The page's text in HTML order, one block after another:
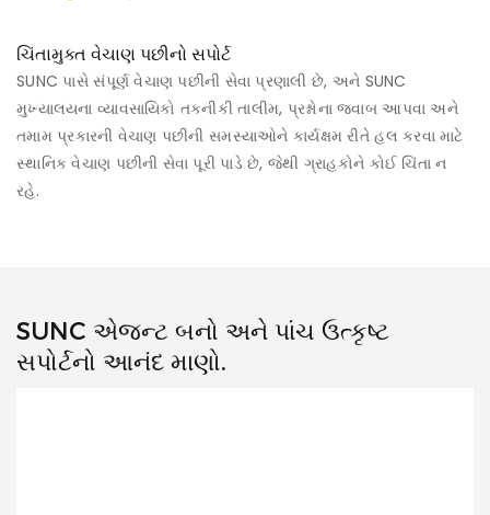
ચિંતામુક્ત વેચાણ પછીનો સપોર્ટ
SUNC પાસે સંપૂર્ણ વેચાણ પછીની સેવા પ્રણાલી છે, અને SUNC
મુખ્યાલયના વ્યાવસાયિકો તકનીકી તાલીમ, પ્રશ્નોના જવાબ આપવા અને
તમામ પ્રકારની વેચાણ પછીની સમસ્યાઓને કાર્યક્ષમ રીતે હલ કરવા માટે
સ્થાનિક વેચાણ પછીની સેવા પૂરી પાડે છે, જેથી ગ્રાહકોને કોઈ ચિંતા ન
રહે.
SUNC એજન્ટ બનો અને પાંચ ઉત્કૃષ્ટ
સપોર્ટનો આનંદ માણો.